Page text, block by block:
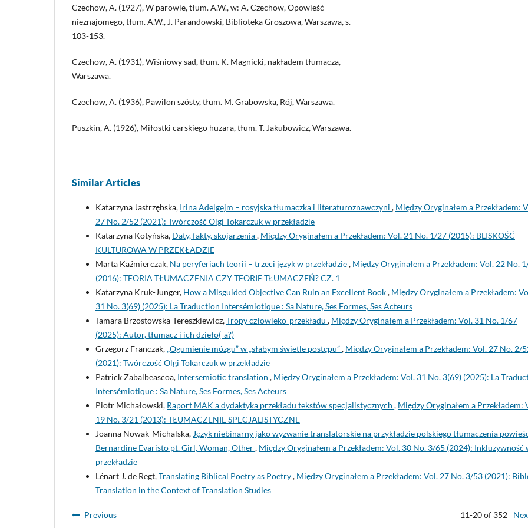
Czechow, A. (1927), W parowie, tłum. A.W., w: A. Czechow, Opowieść
nieznajomego, tłum. A.W., J. Parandowski, Biblioteka Groszowa, Warszawa, s.
103-153.
Czechow, A. (1931), Wiśniowy sad, tłum. K. Magnicki, nakładem tłumacza,
Warszawa.
Czechow, A. (1936), Pawilon szósty, tłum. M. Grabowska, Rój, Warszawa.
Puszkin, A. (1926), Miłostki carskiego huzara, tłum. T. Jakubowicz, Warszawa.
Similar Articles
Katarzyna Jastrzębska, Irina Adelgejm – rosyjska tłumaczka i literaturoznawczyni , Między Oryginałem a Przekładem:
27 No. 2/52 (2021): Twórczość Olgi Tokarczuk w przekładzie
Katarzyna Kotyńska, Daty, fakty, skojarzenia, Między Oryginałem a Przekładem: Vol. 21 No. 1/27 (2015): BLISKOŚĆ
KULTUROWA W PRZEKŁADZIE
Marta Kaźmierczak, Na peryferiach teorii – trzeci język w przekładzie, Między Oryginałem a Przekładem: Vol. 22 No.
(2016): TEORIA TŁUMACZENIA CZY TEORIE TŁUMACZEŃ? CZ. 1
Katarzyna Kruk-Junger, How a Misguided Objective Can Ruin an Excellent Book, Między Oryginałem a Przekładem:
31 No. 3(69) (2025): La Traduction Intersémiotique : Sa Nature, Ses Formes, Ses Acteurs
Tamara Brzostowska-Tereszkiewicz,Tropy człowieko-przekładu , Między Oryginałem a Przekładem: Vol. 31 No. 1/67
(2025): Autor, tłumacz i ich dzieło(-a?)
Grzegorz Franczak, „Ogumienie mózgu” w „słabym świetle postępu”, Między Oryginałem a Przekładem: Vol. 27 No. 2/
(2021): Twórczość Olgi Tokarczuk w przekładzie
Patrick Zabalbeascoa, Intersemiotic translation , Między Oryginałem a Przekładem: Vol. 31 No. 3(69) (2025): La
Intersémiotique : Sa Nature, Ses Formes, Ses Acteurs
Piotr Michałowski, Raport MAK a dydaktyka przekładu tekstów specjalistycznych , Między Oryginałem a Przekładem:
19 No. 3/21 (2013): TŁUMACZENIE SPECJALISTYCZNE
Joanna Nowak-Michalska, Język niebinarny jako wyzwanie translatorskie na przykładzie polskiego tłumaczenia
Bernardine Evaristo pt. Girl, Woman, Other, Między Oryginałem a Przekładem: Vol. 30 No. 3/65 (2024): Inkluzywność
przekładzie
Lénart J. de Regt,Translating Biblical Poetry as Poetry, Między Oryginałem a Przekładem: Vol. 27 No. 3/53 (2021):
Translation in the Context of Translation Studies
Previous 11-20 of 352